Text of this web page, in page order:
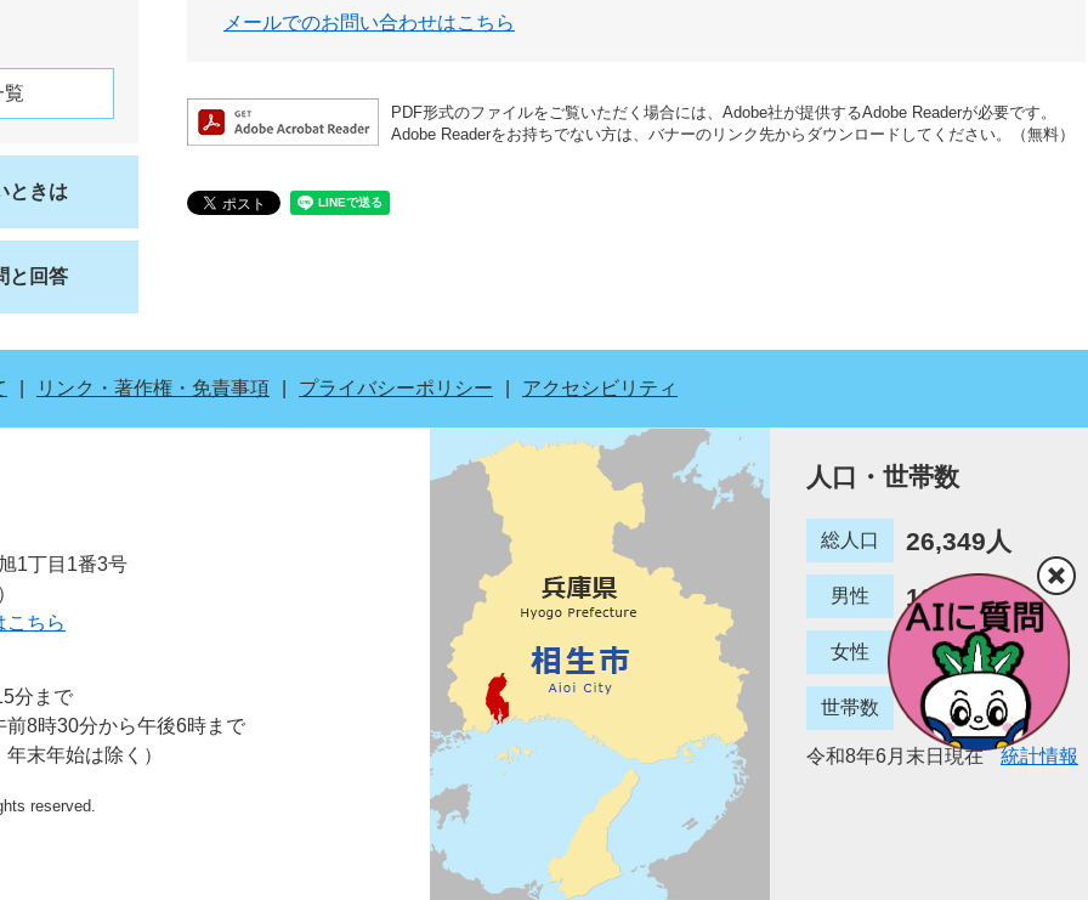
メールでのお問い合わせはこちら
PDF形式のファイルをご覧いただく場合には、Adobe社が提供するAdobe Readerが必要です。
Adobe Readerをお持ちでない方は、バナーのリンク先からダウンロードしてください。（無料）
覧
ときは
と回答
リンク・著作権・免責事項 プライバシーポリシー アクセシビリティ
1丁目1番3号
こちら
分まで
8時30分から午後6時まで
末年始は除く）
reserved.
人口・世帯数
総人口 26,349人
男性 12,780人
女性 13,569人
世帯数 12,887世帯
令和8年6月末日現在 統計情報